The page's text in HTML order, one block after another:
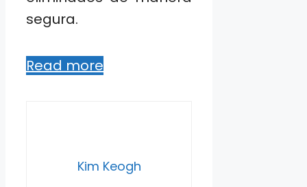
segura.
Read more
Kim Keogh